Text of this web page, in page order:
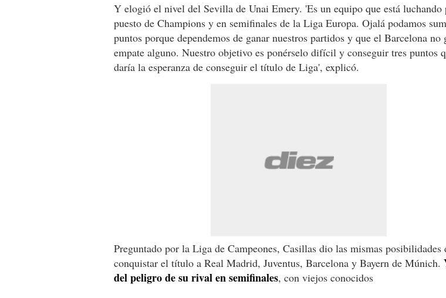
Y elogió el nivel del Sevilla de Unai Emery. 'Es un equipo que está luchando
puesto de Champions y en semifinales de la Liga Europa. Ojalá podamos
puntos porque dependemos de ganar nuestros partidos y que el Barcelona no
empate alguno. Nuestro objetivo es ponérselo difícil y conseguir tres puntos
daría la esperanza de conseguir el título de Liga', explicó.
Preguntado por la Liga de Campeones, Casillas dio las mismas posibilidades
conquistar el título a Real Madrid, Juventus, Barcelona y Bayern de Múnich.
del peligro de su rival en semifinales, con viejos conocidos